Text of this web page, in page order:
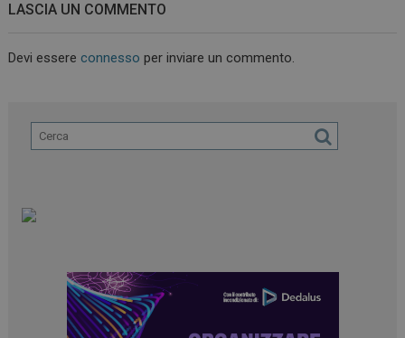
LASCIA UN COMMENTO
Devi essereconnesso per inviare un commento.